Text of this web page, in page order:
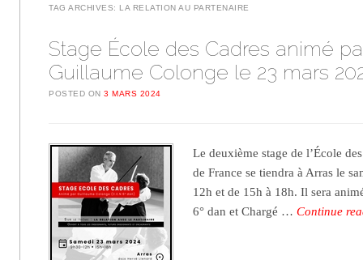
TAG ARCHIVES: LA RELATION AU PARTENAIRE
Stage École des Cadres animé
Guillaume Colonge le 23 mars
POSTED ON3 MARS 2024
Le deuxième stage de l’École
de France se tiendra à Arras le
12h et de 15h à 18h. Il sera
6° dan et Chargé …Continue